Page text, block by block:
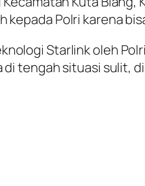
kepada Polri karena
Starlink oleh
tengah situasi sulit,